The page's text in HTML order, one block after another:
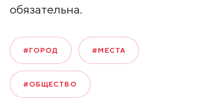
обязательна.
#ГОРОД #МЕСТА
#ОБЩЕСТВО